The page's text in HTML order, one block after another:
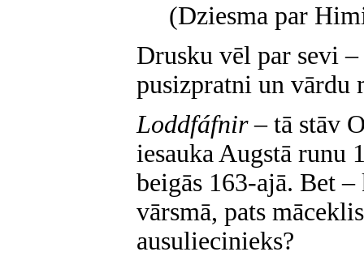
(Dziesma par
Drusku vēl par sevi
pusizpratni un vārdu
Loddfáfnir– tā stāv
iesauka Augstā runu
beigās 163-ajā. Bet
vārsmā, pats
ausuliecinieks?